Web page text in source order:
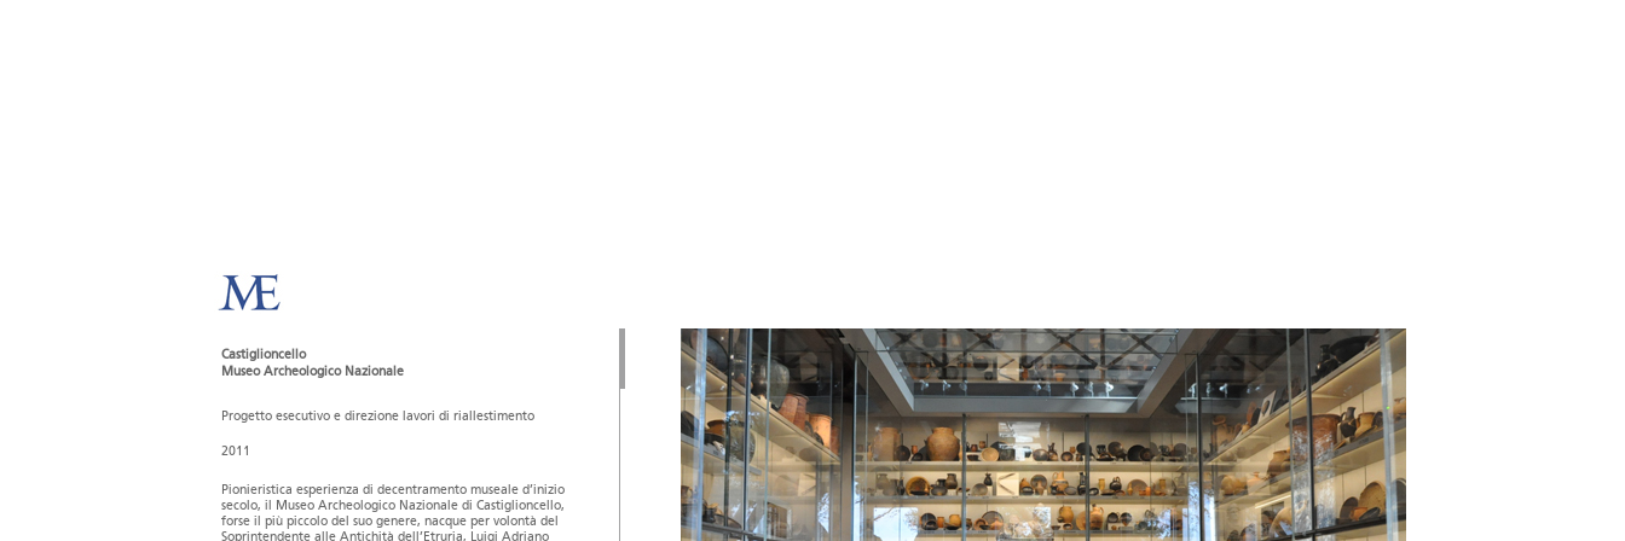
Castiglioncello
Museo Archeologico Nazionale
Progetto esecutivo e direzione lavori di riallestimento
2011
Pionieristica esperienza di decentramento museale d’inizio
secolo, il Museo Archeologico Nazionale di Castiglioncello,
forse il più piccolo del suo genere, nacque per volontà del
Soprintendente alle Antichità dell’Etruria, Luigi Adriano